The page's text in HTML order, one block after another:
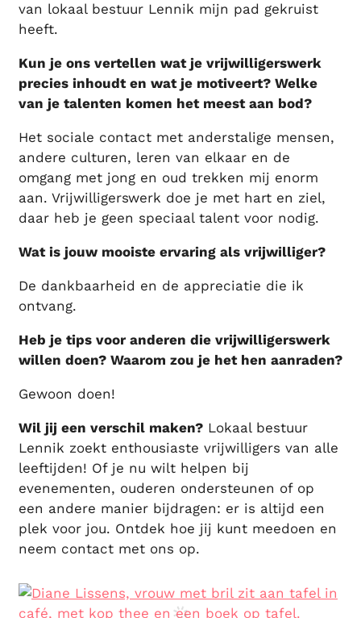
van lokaal bestuur Lennik mijn pad gekruist
heeft.
Kun je ons vertellen wat je vrijwilligerswerk
precies inhoudt en wat je motiveert? Welke
van je talenten komen het meest aan bod?
Het sociale contact met anderstalige mensen,
andere culturen, leren van elkaar en de
omgang met jong en oud trekken mij enorm
aan. Vrijwilligerswerk doe je met hart en ziel,
daar heb je geen speciaal talent voor nodig.
Wat is jouw mooiste ervaring als vrijwilliger?
De dankbaarheid en de appreciatie die ik
ontvang.
Heb je tips voor anderen die vrijwilligerswerk
willen doen? Waarom zou je het hen aanraden?
Gewoon doen!
Wil jij een verschil maken? Lokaal bestuur
Lennik zoekt enthousiaste vrijwilligers van alle
leeftijden! Of je nu wilt helpen bij
evenementen, ouderen ondersteunen of op
een andere manier bijdragen: er is altijd een
plek voor jou. Ontdek hoe jij kunt meedoen en
neem contact met ons op.